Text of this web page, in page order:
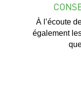
À l’écoute
également